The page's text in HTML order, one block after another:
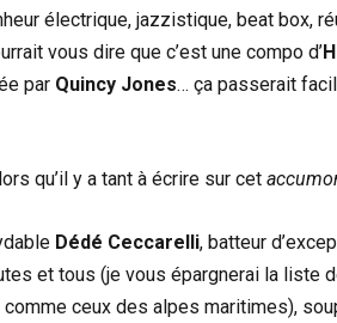
électrique, jazzistique, beat box,
vous dire que c’est une compo d’
par Quincy Jones… ça passerait
qu’il y a tant à écrire sur cet
Dédé Ceccarelli, batteur
et tous (je vous épargnerai la liste
ceux des alpes maritimes),